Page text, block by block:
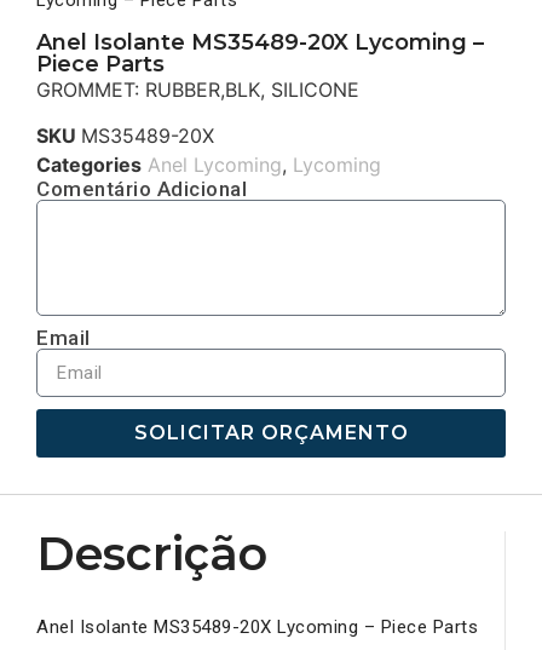
Anel Isolante MS35489-20X Lycoming –
Piece Parts
GROMMET: RUBBER,BLK, SILICONE
SKU MS35489-20X
Categories Anel Lycoming, Lycoming
Comentário Adicional
Email
SOLICITAR ORÇAMENTO
Descrição
Anel Isolante MS35489-20X Lycoming – Piece Parts